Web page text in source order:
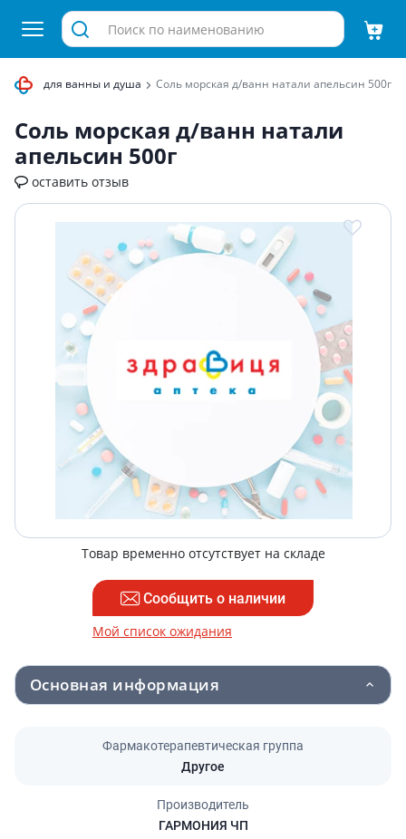
для ванны и душа Соль морская д/ванн натали апельсин 500г
Соль морская д/ванн натали
апельсин 500г
оставить отзыв
Товар временно отсутствует на складе
Сообщить о наличии
Мой список ожидания
Основная информация
Фармакотерапевтическая группа
Другое
Производитель
ГАРМОНИЯ ЧП